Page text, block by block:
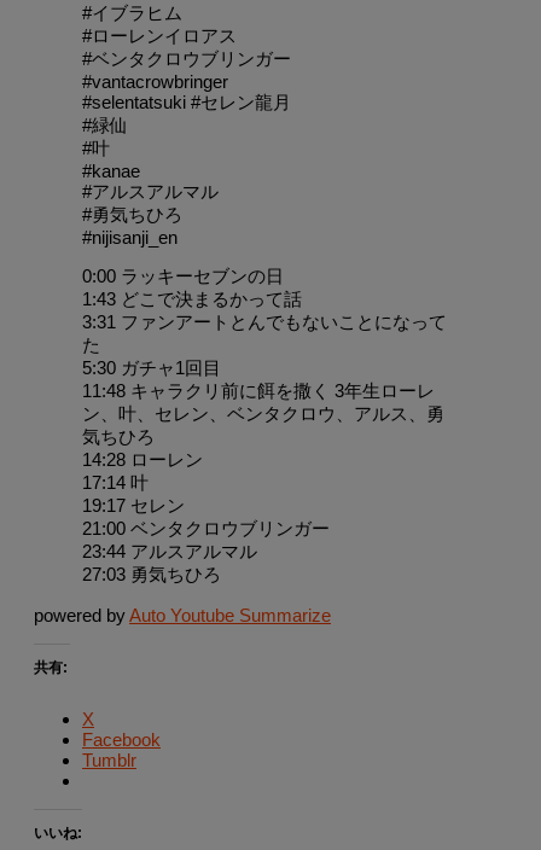
#イブラヒム
#ローレンイロアス
#ベンタクロウブリンガー
#vantacrowbringer
#selentatsuki #セレン龍月
#緑仙
#叶
#kanae
#アルスアルマル
#勇気ちひろ
#nijisanji_en
0:00 ラッキーセブンの日
1:43 どこで決まるかって話
3:31 ファンアートとんでもないことになって
た
5:30 ガチャ1回目
11:48 キャラクリ前に餌を撒く 3年生ローレ
ン、叶、セレン、ベンタクロウ、アルス、勇
気ちひろ
14:28 ローレン
17:14 叶
19:17 セレン
21:00 ベンタクロウブリンガー
23:44 アルスアルマル
27:03 勇気ちひろ
powered byAuto Youtube Summarize
共有:
X
Facebook
Tumblr
いいね: